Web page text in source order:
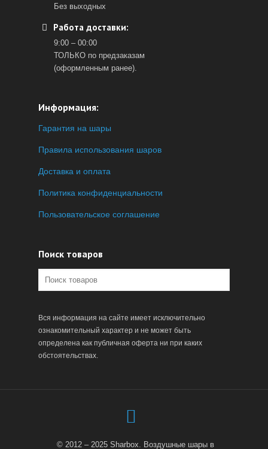
Без выходных
Работа доставки:
9:00 – 00:00
ТОЛЬКО по предзаказам
(оформленным ранее).
Информация:
Гарантия на шары
Правила использования шаров
Доставка и оплата
Политика конфиденциальности
Пользовательское соглашение
Поиск товаров
Вся информация на сайте имеет исключительно
ознакомительный характер и не может быть
определена как публичная оферта ни при каких
обстоятельствах.
© 2012 – 2025 Sharbox. Воздушные шары в